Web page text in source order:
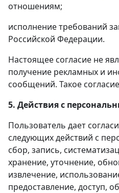
отношениям;
исполнение требований
Российской Федерации.
Настоящее согласие не
получение рекламных и
сообщений. Такое
5. Действия с
Пользователь дает
следующих действий с
сбор, запись,
хранение, уточнение,
извлечение,
предоставление, доступ,